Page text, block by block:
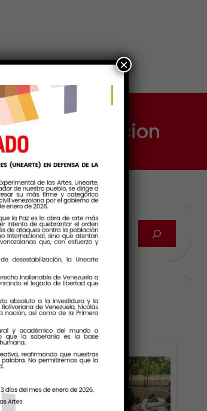
Ingreso
Últimas Noticias
×